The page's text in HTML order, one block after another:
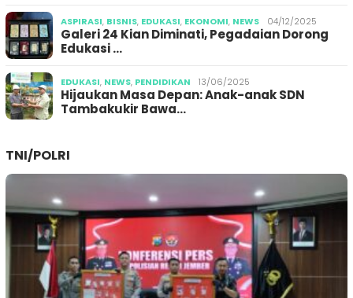
ASPIRASI, BISNIS, EDUKASI, EKONOMI, NEWS 04/12/2025
Galeri 24 Kian Diminati, Pegadaian Dorong
Edukasi …
EDUKASI, NEWS, PENDIDIKAN 13/06/2025
Hijaukan Masa Depan: Anak-anak SDN
Tambakukir Bawa…
TNI/POLRI